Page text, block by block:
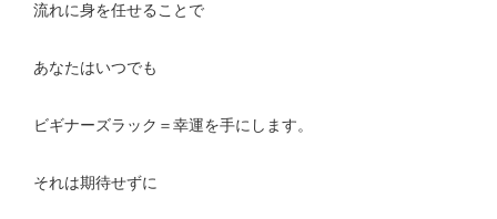
流れに身を任せることで
あなたはいつでも
ビギナーズラック＝幸運を手にします。
それは期待せずに